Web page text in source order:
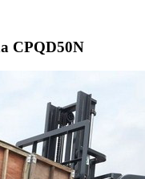
CPQD50N